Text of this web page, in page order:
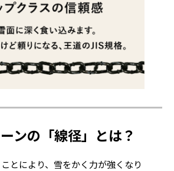
ンの「線径」とは？
とにより、雪をかく力が強くなり